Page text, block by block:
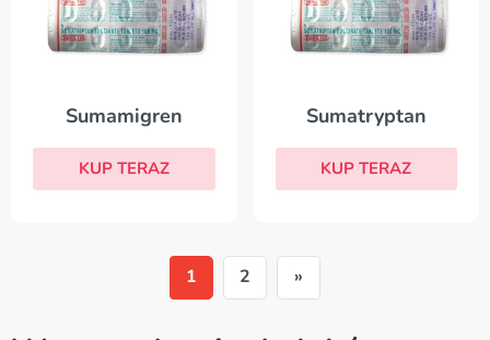
Sumamigren
KUP TERAZ
Sumatryptan
KUP TERAZ
1 2 »